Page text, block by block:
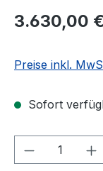
3.630,00 €
Preise inkl.
Sofort
Produkt